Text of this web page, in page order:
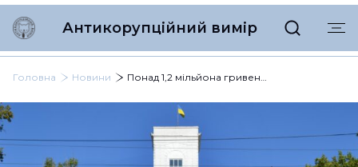
Антикорупційний вимір
Головна Новини Понад 1,2 мільйона гривень могли розтратити посадовці херсонської академії під час окупації